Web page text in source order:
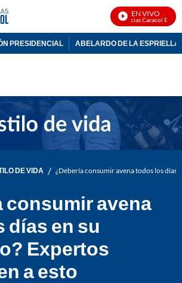
EN VIVO
Noticias Caracol En Vivo
PRESIDENCIAL ABELARDO DE LA ESPRIELLA
DE VIDA / ¿Debería consumir avena todos los días
consumir avena
días en su
Expertos
a esto